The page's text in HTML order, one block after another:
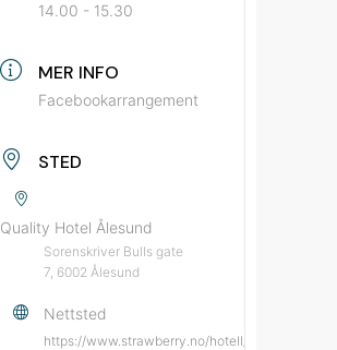
14.00 - 15.30
MER INFO
Facebookarrangement
STED
Quality Hotel Ålesund
Sorenskriver Bulls gate
7, 6002 Ålesund
Nettsted
https://www.strawberry.no/hotell/norge/